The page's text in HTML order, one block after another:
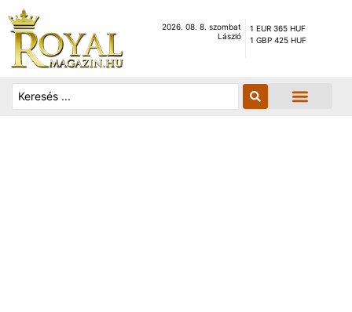
2026. 08. 8. szombat
László
1 EUR 365 HUF
1 GBP 425 HUF